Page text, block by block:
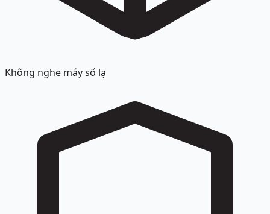
Không nghe máy số lạ